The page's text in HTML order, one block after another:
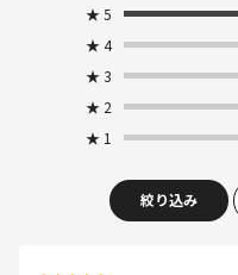
★ 5
★ 4
★ 3
★ 2
★ 1
絞り込み